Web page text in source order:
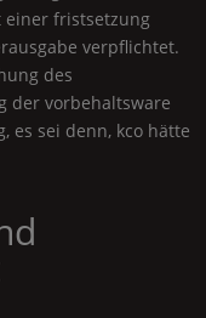
fristsetzung
verpflichtet.
des
der vorbehaltsware
es sei denn, kco hätte